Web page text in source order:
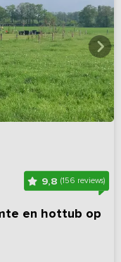
9,8 (156 reviews)
en hottub op